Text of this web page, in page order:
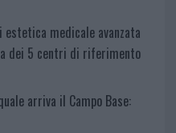
medicale avanzata
dei 5 centri di riferimento
arriva il Campo Base: